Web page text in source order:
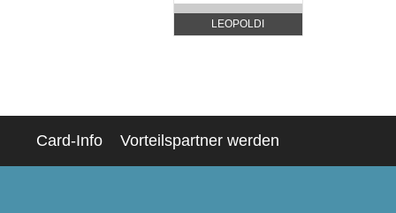
LEOPOLDI
Haushaltswaren
Card-Info Vorteilspartner werden